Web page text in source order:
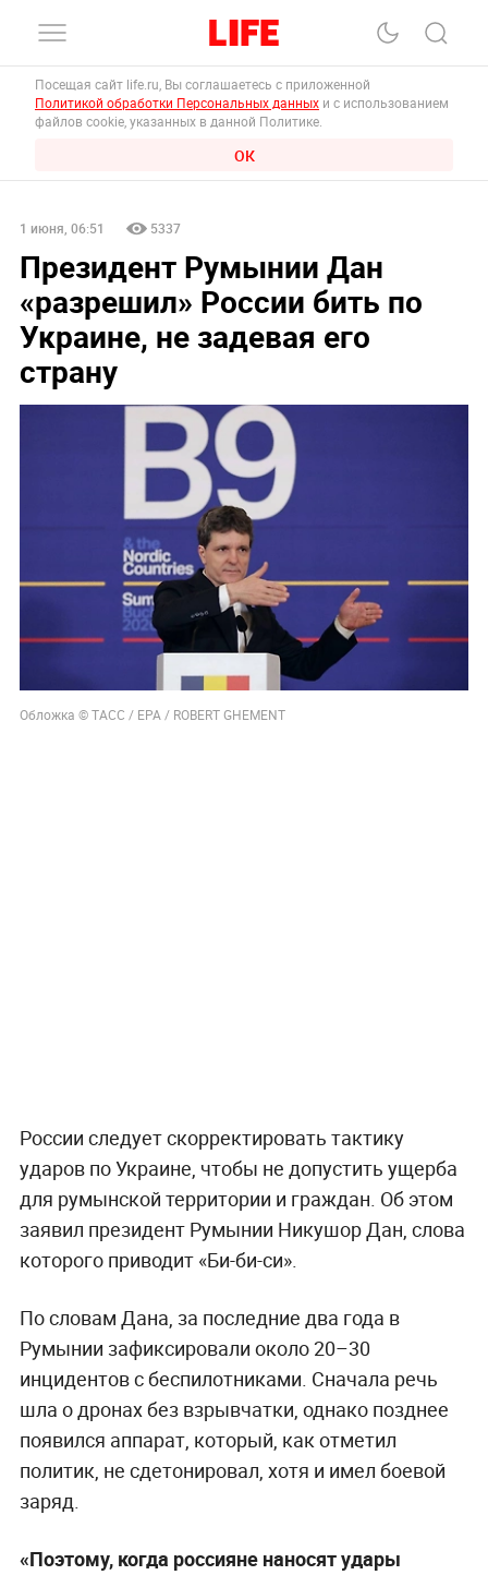
Посещая сайт life.ru, Вы соглашаетесь с приложенной
Политикой обработки Персональных данных и с использованием
файлов cookie, указанных в данной Политике.
ОК
1 июня, 06:51 5337
Президент Румынии Дан
«‎разрешил» России бить по
Украине, не задевая его
страну
Обложка © ТАСС / EPA / ROBERT GHEMENT
России следует скорректировать тактику
ударов по Украине, чтобы не допустить ущерба
для румынской территории и граждан. Об этом
заявил президент Румынии Никушор Дан, слова
которого приводит «Би-би-си».
По словам Дана, за последние два года в
Румынии зафиксировали около 20–30
инцидентов с беспилотниками. Сначала речь
шла о дронах без взрывчатки, однако позднее
появился аппарат, который, как отметил
политик, не сдетонировал, хотя и имел боевой
заряд.
«Поэтому, когда россияне наносят удары